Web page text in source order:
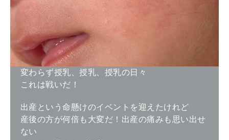
変わらず授乳、授乳、授乳の日々
これは戦いだ！
出産という命懸けのイベントを迎えたけれど
産後の方が何倍も大変だ！出産の痛みも思い出せ
ない